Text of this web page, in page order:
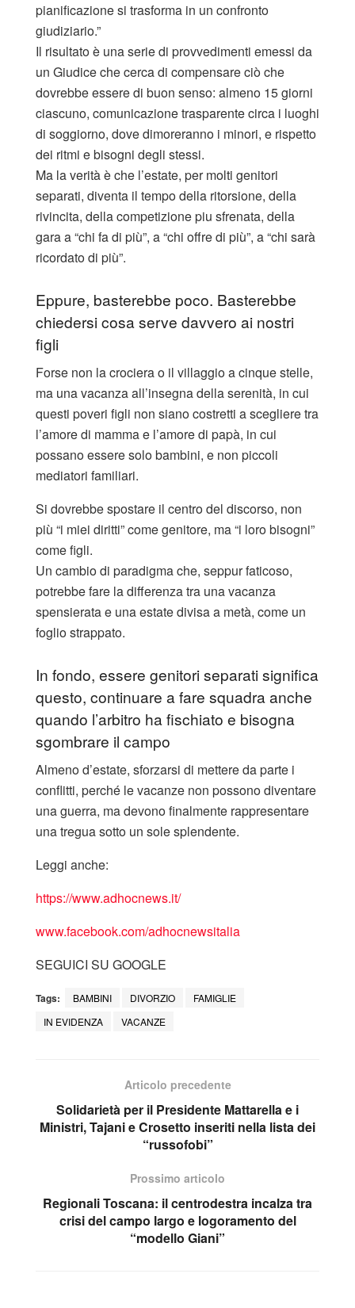
pianificazione si trasforma in un confronto
giudiziario.”
Il risultato è una serie di provvedimenti emessi da
un Giudice che cerca di compensare ciò che
dovrebbe essere di buon senso: almeno 15 giorni
ciascuno, comunicazione trasparente circa i luoghi
di soggiorno, dove dimoreranno i minori, e rispetto
dei ritmi e bisogni degli stessi.
Ma la verità è che l’estate, per molti genitori
separati, diventa il tempo della ritorsione, della
rivincita, della competizione piu sfrenata, della
gara a “chi fa di più”, a “chi offre di più”, a “chi sarà
ricordato di più”.
Eppure, basterebbe poco. Basterebbe
chiedersi cosa serve davvero ai nostri
figli
Forse non la crociera o il villaggio a cinque stelle,
ma una vacanza all’insegna della serenità, in cui
questi poveri figli non siano costretti a scegliere tra
l’amore di mamma e l’amore di papà, in cui
possano essere solo bambini, e non piccoli
mediatori familiari.
Si dovrebbe spostare il centro del discorso, non
più “i miei diritti” come genitore, ma “i loro bisogni”
come figli.
Un cambio di paradigma che, seppur faticoso,
potrebbe fare la differenza tra una vacanza
spensierata e una estate divisa a metà, come un
foglio strappato.
In fondo, essere genitori separati significa
questo, continuare a fare squadra anche
quando l’arbitro ha fischiato e bisogna
sgombrare il campo
Almeno d’estate, sforzarsi di mettere da parte i
conflitti, perché le vacanze non possono diventare
una guerra, ma devono finalmente rappresentare
una tregua sotto un sole splendente.
Leggi anche:
https://www.adhocnews.it/
www.facebook.com/adhocnewsitalia
SEGUICI SU GOOGLE
Tags: BAMBINI DIVORZIO
FAMIGLIE
IN EVIDENZA
VACANZE
Articolo precedente
Solidarietà per il Presidente Mattarella e i
Ministri, Tajani e Crosetto inseriti nella lista dei
“russofobi”
Prossimo articolo
Regionali Toscana: il centrodestra incalza tra
crisi del campo largo e logoramento del
“modello Giani”